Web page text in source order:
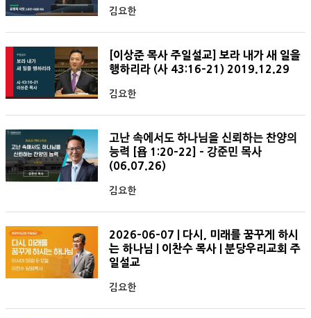
김요한
[이상준 목사 주일설교] 보라 내가 새 일을
행하리라 (사 43:16-21) 2019.12.29
김요한
고난 속에서도 하나님을 신뢰하는 찬양의
능력 [욥 1:20-22] - 강준민 목사
(06.07.26)
김요한
2026-06-07 | 다시, 미래를 꿈꾸게 하시
는 하나님 | 이찬수 목사 | 분당우리교회 주
일설교
김요한